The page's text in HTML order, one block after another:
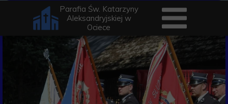
Parafia Św. Katarzyny
Aleksandryjskiej w
Ociece